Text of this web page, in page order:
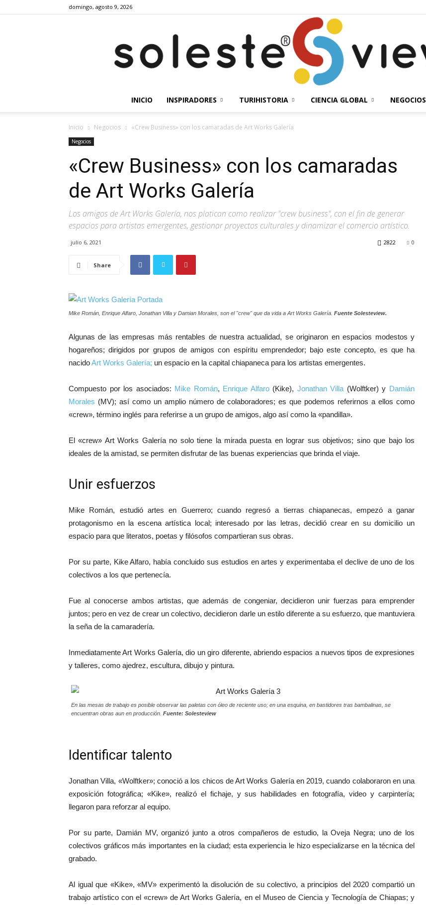
domingo, agosto 9, 2026
INICIO INSPIRADORES TURIHISTORIA CIENCIA GLOBAL NEGOCIOS
Inicio Negocios «Crew Business» con los camaradas de Art Works Galería
Negocios
«Crew Business» con los camaradas
de Art Works Galería
Los amigos de Art Works Galería, nos platican como realizar "crew business", con el fin de generar
espacios para artistas emergentes, gestionar proyectos culturales y dinamizar el comercio artístico.
julio 6, 2021 0
2822
Share
Mike Román, Enrique Alfaro, Jonathan Villa y Damian Morales, son el "crew" que da vida a Art Works Galería. Fuente Solesteview.
Algunas de las empresas más rentables de nuestra actualidad, se originaron en espacios modestos y
hogareños; dirigidos por grupos de amigos con espíritu emprendedor; bajo este concepto, es que ha
nacidoArt Works Galería; un espacio en la capital chiapaneca para los artistas emergentes.
Compuesto por los asociados: Mike Román, Enrique Alfaro(Kike), Jonathan Villa (Wolftker) y Damián
Morales (MV); así como un amplio número de colaboradores; es que podemos referirnos a ellos como
«crew», término inglés para referirse a un grupo de amigos, algo así como la «pandilla».
El «crew» Art Works Galería no solo tiene la mirada puesta en lograr sus objetivos; sino que bajo los
ideales de la amistad, se permiten disfrutar de las buenas experiencias que brinda el viaje.
Unir esfuerzos
Mike Román, estudió artes en Guerrero; cuando regresó a tierras chiapanecas, empezó a ganar
protagonismo en la escena artística local; interesado por las letras, decidió crear en su domicilio un
espacio para que literatos, poetas y filósofos compartieran sus obras.
Por su parte, Kike Alfaro, había concluido sus estudios en artes y experimentaba el declive de uno de los
colectivos a los que pertenecía.
Fue al conocerse ambos artistas, que además de congeniar, decidieron unir fuerzas para emprender
juntos; pero en vez de crear un colectivo, decidieron darle un estilo diferente a su esfuerzo, que mantuviera
la seña de la camaradería.
Inmediatamente Art Works Galería, dio un giro diferente, abriendo espacios a nuevos tipos de expresiones
y talleres, como ajedrez, escultura, dibujo y pintura.
En las mesas de trabajo es posible observar las paletas con óleo de reciente uso; en una esquina, en bastidores tras bambalinas, se
encuentran obras aun en producción. Fuente: Solesteview
Identificar talento
Jonathan Villa, «Wolftker»; conoció a los chicos de Art Works Galería en 2019, cuando colaboraron en una
exposición fotográfica; «Kike», realizó el fichaje, y sus habilidades en fotografía, video y carpintería;
llegaron para reforzar al equipo.
Por su parte, Damián MV, organizó junto a otros compañeros de estudio, la Oveja Negra; uno de los
colectivos gráficos más importantes en la ciudad; esta experiencia le hizo especializarse en la técnica del
grabado.
Al igual que «Kike», «MV» experimentó la disolución de su colectivo, a principios del 2020 compartió un
trabajo artístico con el «crew» de Art Works Galería, en el Museo de Ciencia y Tecnología de Chiapas; y